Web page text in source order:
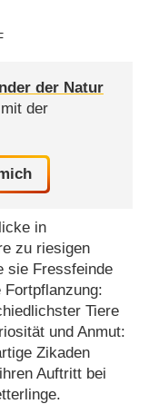
der Natur
der
in
zu riesigen
sie Fressfeinde
Tiere
und Anmut:
Zikaden
Auftritt bei